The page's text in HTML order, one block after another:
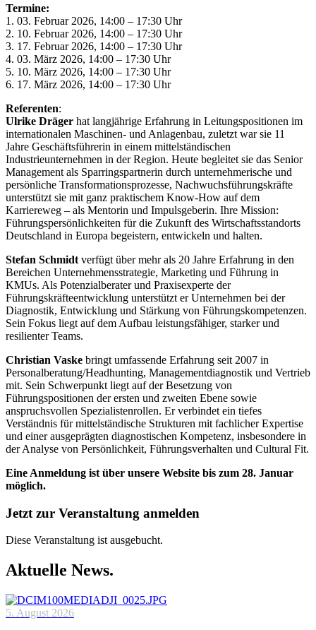
Termine:
1. 03. Februar 2026, 14:00 – 17:30 Uhr
2. 10. Februar 2026, 14:00 – 17:30 Uhr
3. 17. Februar 2026, 14:00 – 17:30 Uhr
4. 03. März 2026, 14:00 – 17:30 Uhr
5. 10. März 2026, 14:00 – 17:30 Uhr
6. 17. März 2026, 14:00 – 17:30 Uhr
Referenten:
Ulrike Dräger hat langjährige Erfahrung in Leitungspositionen im
internationalen Maschinen- und Anlagenbau, zuletzt war sie 11
Jahre Geschäftsführerin in einem mittelständischen
Industrieunternehmen in der Region. Heute begleitet sie das Senior
Management als Sparringspartnerin durch unternehmerische und
persönliche Transformationsprozesse, Nachwuchsführungskräfte
unterstützt sie mit ganz praktischem Know-How auf dem
Karriereweg – als Mentorin und Impulsgeberin. Ihre Mission:
Führungspersönlichkeiten für die Zukunft des Wirtschaftsstandorts
Deutschland in Europa begeistern, entwickeln und halten.
Stefan Schmidt verfügt über mehr als 20 Jahre Erfahrung in den
Bereichen Unternehmensstrategie, Marketing und Führung in
KMUs. Als Potenzialberater und Praxisexperte der
Führungskräfteentwicklung unterstützt er Unternehmen bei der
Diagnostik, Entwicklung und Stärkung von Führungskompetenzen.
Sein Fokus liegt auf dem Aufbau leistungsfähiger, starker und
resilienter Teams.
Christian Vaske bringt umfassende Erfahrung seit 2007 in
Personalberatung/Headhunting, Managementdiagnostik und Vertrieb
mit. Sein Schwerpunkt liegt auf der Besetzung von
Führungspositionen der ersten und zweiten Ebene sowie
anspruchsvollen Spezialistenrollen. Er verbindet ein tiefes
Verständnis für mittelständische Strukturen mit fachlicher Expertise
und einer ausgeprägten diagnostischen Kompetenz, insbesondere in
der Analyse von Persönlichkeit, Führungsverhalten und Cultural Fit.
Eine Anmeldung ist über unsere Website bis zum 28. Januar
möglich.
Jetzt zur Veranstaltung anmelden
Diese Veranstaltung ist ausgebucht.
Aktuelle News.
5. August 2026